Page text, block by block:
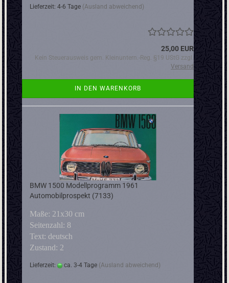
Lieferzeit: 4-6 Tage (Ausland abweichend)
25,00 EUR
Kein Steuerausweis gem. Kleinuntern.-Reg. §19 UStG zzgl.
Versand
IN DEN WARENKORB
BMW 1500 Modellprogramm 1961
Automobilprospekt (7133)
Maße: 21x30 cm
Seitenzahl: 8
Text: deutsch
Zustand: 2
Lieferzeit: ca. 3-4 Tage (Ausland abweichend)